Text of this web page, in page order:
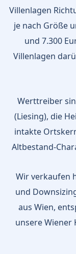
Villenlagen
je nach Größe
und 7.300
Villenlagen
Werttreiber
(Liesing), die
intakte
Altbestand-
Wir verkaufen
und
aus Wien,
unsere